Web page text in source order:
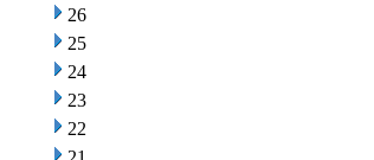
26
25
24
23
22